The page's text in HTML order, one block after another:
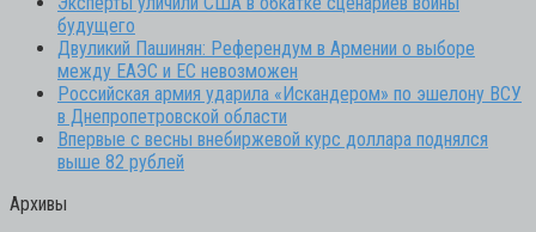
будущего
Двуликий Пашинян: Референдум в Армении о выборе
между ЕАЭС и ЕС невозможен
Российская армия ударила «Искандером» по эшелону ВСУ
в Днепропетровской области
Впервые с весны внебиржевой курс доллара поднялся
выше 82 рублей
Архивы